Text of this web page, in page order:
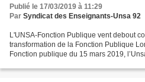
Publié le 17/03/2019 à 11:29
Par Syndicat des Enseignants-Unsa 92
L'UNSA-Fonction Publique vent debout
transformation de la Fonction Publique
Fonction publique du 15 mars 2019,